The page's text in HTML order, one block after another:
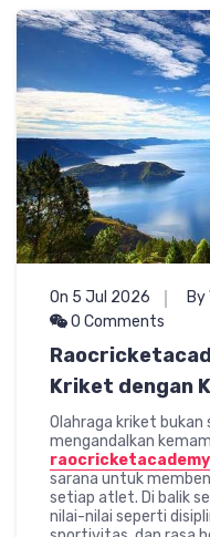
On 5 Jul 2026
0 Comments
Kriket dengan
Olahraga kriket bukan
mengandalkan
raocricketacademy
sarana untuk
setiap atlet. Di balik
nilai-nilai seperti